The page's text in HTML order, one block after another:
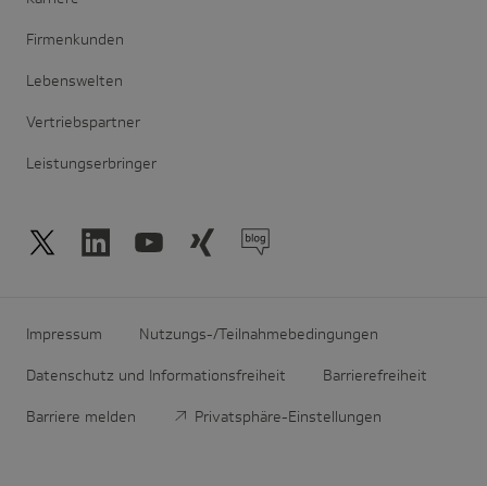
Firmenkunden
Lebenswelten
Vertriebspartner
Leistungserbringer
Impressum Nutzungs-/Teilnahmebedingungen
Datenschutz und Informationsfreiheit Barrierefreiheit
Barriere melden Privatsphäre-Einstellungen